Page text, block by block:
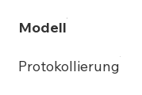
Modell
Protokollierung